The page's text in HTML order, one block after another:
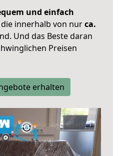
und einfach
die innerhalb von nurca.
Und das Beste daran
Preisen
erhalten